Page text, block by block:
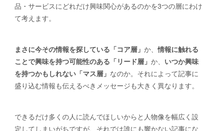
品・サービスにどれだけ興味関心があるのかを3つの層にわけ
て考えます。
まさに今その情報を探している「コア層」 か、情報に触れる
ことで興味を持つ可能性のある「リード層」 か、 いつか興味
を持つかもしれない「マス層」 なのか。それによって記事に
盛り込む情報も伝えるべきメッセージも大きく異なります。
できるだけ多くの人に読んでほしいからと人物像を幅広く設
定してしまいがちですが、それでは誰にも響かない記事にな